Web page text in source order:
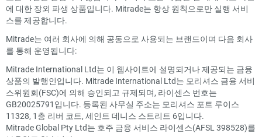
에 대한 장외 파생 상품입니다. Mitrade는 항상 원칙으로만 실행 서비
스를 제공합니다.
Mitrade는 여러 회사에 의해 공동으로 사용되는 브랜드이며 다음 회사
를 통해 운영됩니다:
Mitrade International Ltd는 이 웹사이트에 설명되거나 제공되는 금융
상품의 발행인입니다. Mitrade International Ltd는 모리셔스 금융 서비
스위원회(FSC)에 의해 승인되고 규제되며, 라이센스 번호는
GB20025791입니다. 등록된 사무실 주소는 모리셔스 포트 루이스
11328, 1층 리버 코트, 세인트 데니스 스트리트 6입니다.
Mitrade Global Pty Ltd는 호주 금융 서비스 라이센스(AFSL 398528)를